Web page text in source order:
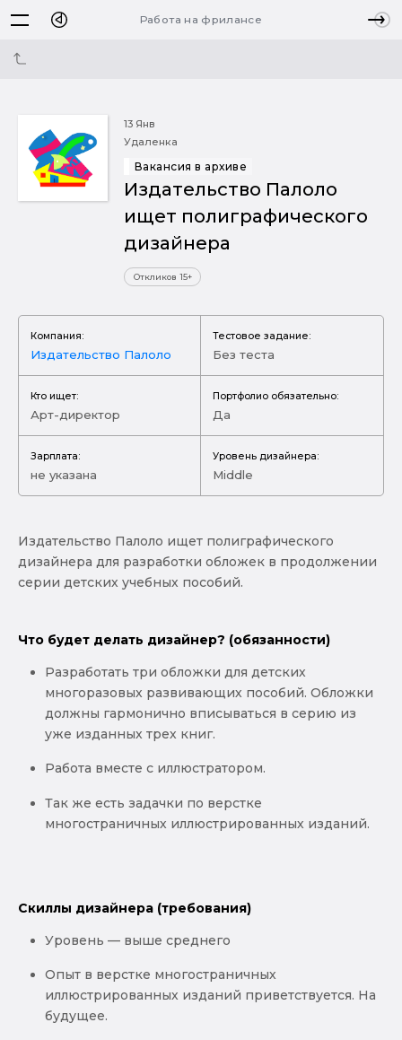
Работа на фрилансе
13 Янв
Удаленка
Вакансия в архиве
Издательство Палоло
ищет полиграфического
дизайнера
Откликов 15+
Компания:
Издательство Палоло
Тестовое задание:
Без теста
Кто ищет:
Арт-директор
Портфолио обязательно:
Да
Зарплата:
не указана
Уровень дизайнера:
Middle
Издательство Палоло ищет полиграфического
дизайнера для разработки обложек в продолжении
серии детских учебных пособий.
Что будет делать дизайнер? (обязанности)
Разработать три обложки для детских
многоразовых развивающих пособий. Обложки
должны гармонично вписываться в серию из
уже изданных трех книг.
Работа вместе с иллюстратором.
Так же есть задачки по верстке
многостраничных иллюстрированных изданий.
Скиллы дизайнера (требования)
Уровень — выше среднего
Опыт в верстке многостраничных
иллюстрированных изданий приветствуется. На
будущее.